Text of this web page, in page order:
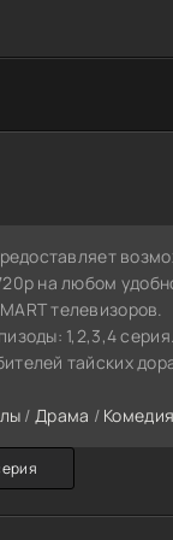
на любом
телевизоров.
1,2,3,4
тайских
/ Драма /